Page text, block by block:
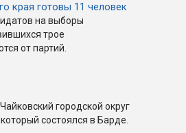
края готовы 11 человек
на выборы
трое
от партий.
городской округ
состоялся в Барде.